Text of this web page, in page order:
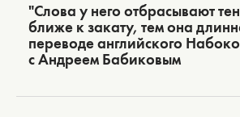
"Слова у него отбрасывают
ближе к закату, тем она
переводе английского
с Андреем Бабиковым